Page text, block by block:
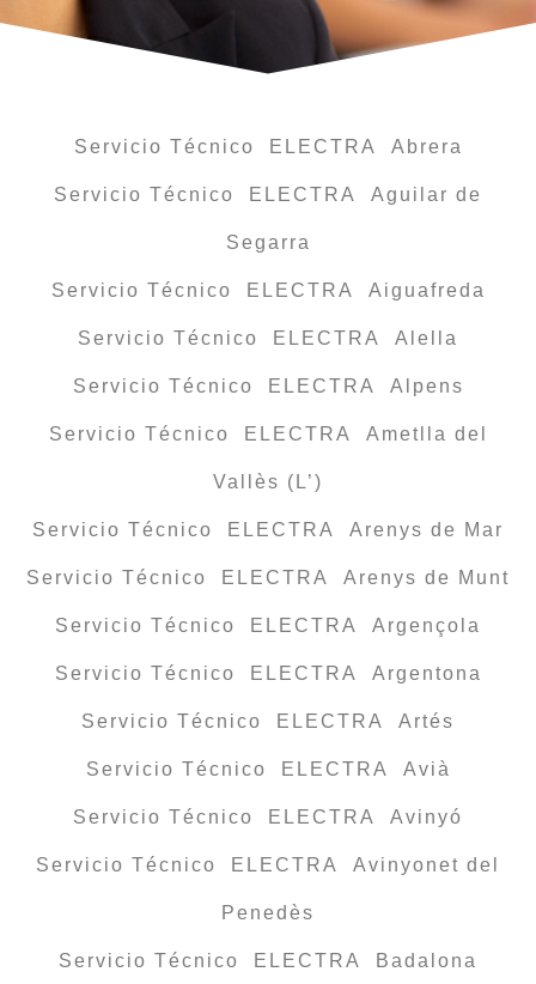
Servicio Técnico ELECTRA Abrera
Servicio Técnico ELECTRA Aguilar de
Segarra
Servicio Técnico ELECTRA Aiguafreda
Servicio Técnico ELECTRA Alella
Servicio Técnico ELECTRA Alpens
Servicio Técnico ELECTRA Ametlla del
Vallès (L’)
Servicio Técnico ELECTRA Arenys de Mar
Servicio Técnico ELECTRA Arenys de Munt
Servicio Técnico ELECTRA Argençola
Servicio Técnico ELECTRA Argentona
Servicio Técnico ELECTRA Artés
Servicio Técnico ELECTRA Avià
Servicio Técnico ELECTRA Avinyó
Servicio Técnico ELECTRA Avinyonet del
Penedès
Servicio Técnico ELECTRA Badalona